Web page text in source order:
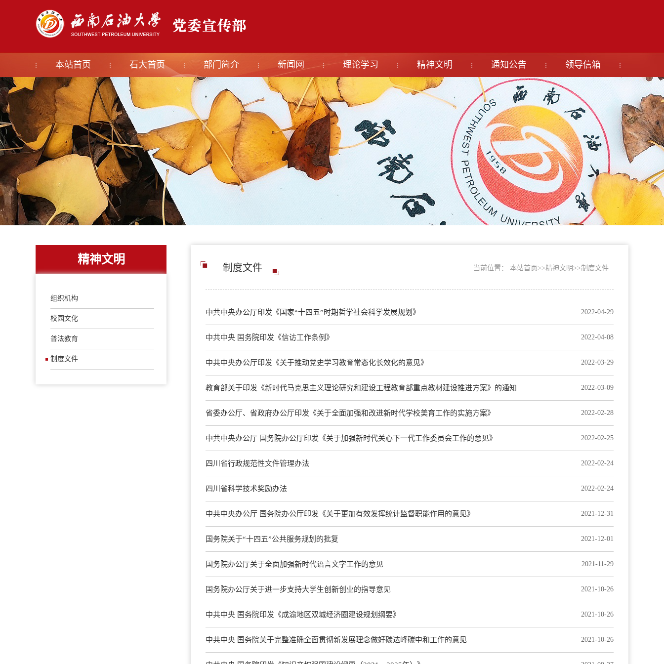
本站首页 石大首页 部门简介 新闻网 理论学习 精神文明 通知公告 领导信箱
精神文明
组织机构
校园文化
普法教育
制度文件
制度文件 当前位置： 本站首页 >>精神文明 >>制度文件
中共中央办公厅印发《国家“十四五”时期哲学社会科学发展规划》 2022-04-29
中共中央 国务院印发《信访工作条例》 2022-04-08
中共中央办公厅印发《关于推动党史学习教育常态化长效化的意见》 2022-03-29
教育部关于印发《新时代马克思主义理论研究和建设工程教育部重点教材建设推进方案》的通知 2022-03-09
省委办公厅、省政府办公厅印发《关于全面加强和改进新时代学校美育工作的实施方案》 2022-02-28
中共中央办公厅 国务院办公厅印发《关于加强新时代关心下一代工作委员会工作的意见》 2022-02-25
四川省行政规范性文件管理办法 2022-02-24
四川省科学技术奖励办法 2022-02-24
中共中央办公厅 国务院办公厅印发《关于更加有效发挥统计监督职能作用的意见》 2021-12-31
国务院关于“十四五”公共服务规划的批复 2021-12-01
国务院办公厅关于全面加强新时代语言文字工作的意见 2021-11-29
国务院办公厅关于进一步支持大学生创新创业的指导意见 2021-10-26
中共中央 国务院印发《成渝地区双城经济圈建设规划纲要》 2021-10-26
中共中央 国务院关于完整准确全面贯彻新发展理念做好碳达峰碳中和工作的意见 2021-10-26